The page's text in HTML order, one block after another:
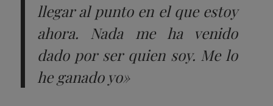
llegar al punto en el que estoy
ahora. Nada me ha venido
dado por ser quien soy. Me lo
he ganado yo»